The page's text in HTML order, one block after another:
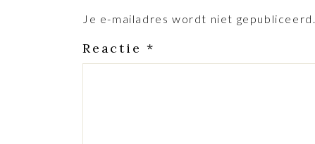
Je e-mailadres wordt niet gepubliceerd.
Reactie*